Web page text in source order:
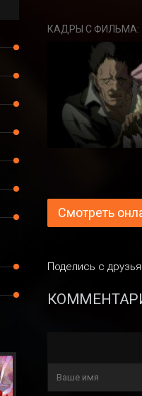
КАДРЫ С ФИЛЬМА:
Смотреть
Поделись с